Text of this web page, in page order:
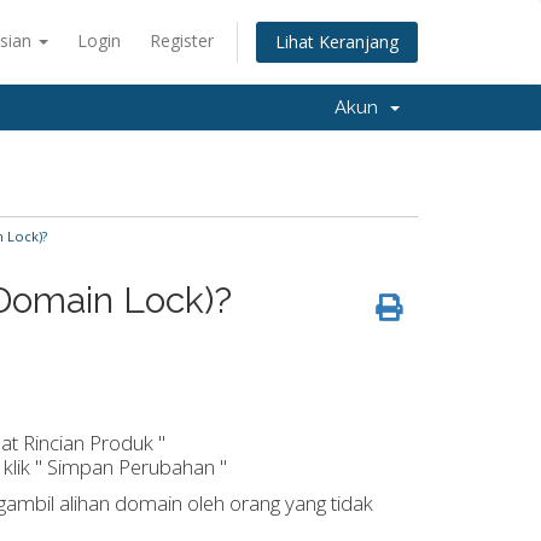
Login Register Lihat Keranjang
Akun
Lock)?
Rincian Produk "
" Simpan Perubahan "
alihan domain oleh orang yang tidak